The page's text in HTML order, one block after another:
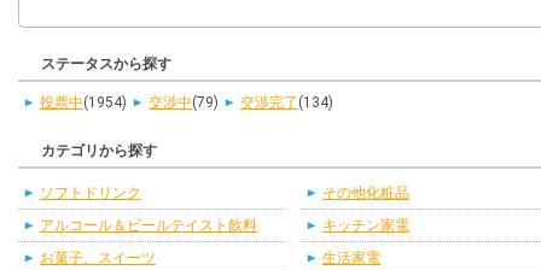
ステータスから探す
投票中(1954) 交渉中(79) 交渉完了 (134)
カテゴリから探す
ソフトドリンク
アルコール＆ビールテイスト飲料
お菓子、スイーツ
その他化粧品
キッチン家電
生活家電